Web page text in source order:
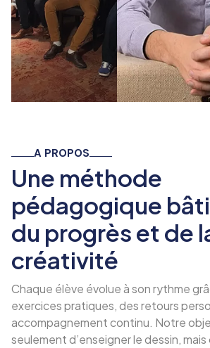
A PROPOS
Une méthode
pédagogique
du progrès et de
créativité
Chaque élève évolue à son rythme
exercices pratiques, des retours
accompagnement continu. Notre
seulement d’enseigner le dessin, mais